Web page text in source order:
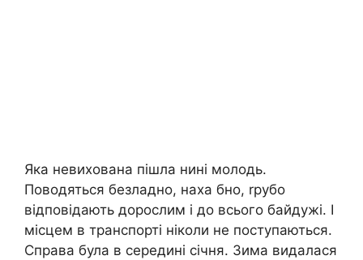
Яка невихована пішла нині молодь.
Поводяться безладно, наха бно, rрубо
відповідають дорослим і до всього байдужі. І
місцем в транспорті ніколи не поступаються.
Справа була в середині січня. Зима видалася